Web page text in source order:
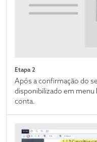
Etapa 2
Após a confirmação do
disponibilizado em menu
conta.